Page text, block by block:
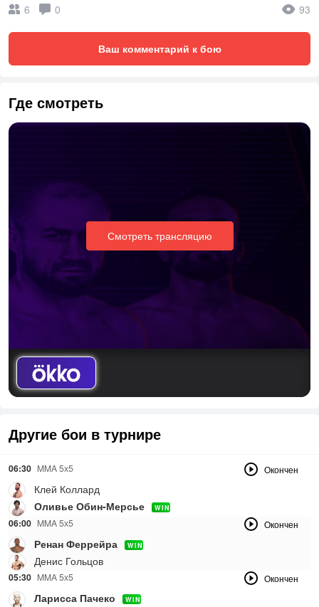
6 0 93
Ваш комментарий к бою
Где смотреть
Смотреть трансляцию
Другие бои в турнире
06:30 MMA 5х5 Окончен
Клей Коллард
Оливье Обин-Мерсье
WIN
06:00 MMA 5х5 Окончен
Ренан Феррейра WIN
Денис Гольцов
05:30 MMA 5х5 Окончен
Ларисса Пачеко WIN